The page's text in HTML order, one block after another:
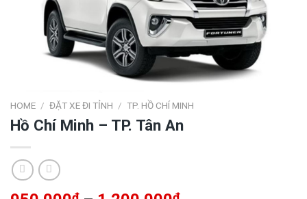
HOME / ĐẶT XE ĐI TỈNH / TP. HỒ CHÍ MINH
Hồ Chí Minh – TP. Tân An